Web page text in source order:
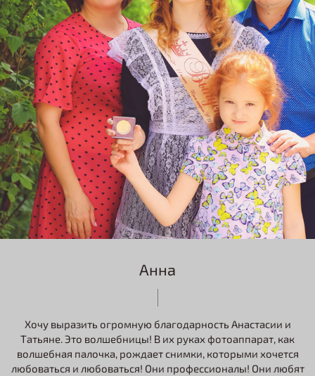
Анна
Хочу выразить огромную благодарность Анастасии и
Татьяне. Это волшебницы! В их руках фотоаппарат, как
волшебная палочка, рождает снимки, которыми хочется
любоваться и любоваться! Они профессионалы! Они любят